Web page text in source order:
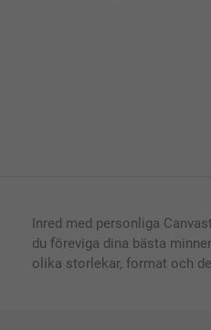
Inred med personliga
du föreviga dina bästa
olika storlekar, format och